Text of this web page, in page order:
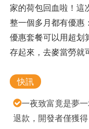
家的荷包回血啦！這
整一個多月都有優惠
優惠套餐可以用超划
存起來，去麥當勞就
快訊
一夜致富竟是夢
退款，開發者僅獲